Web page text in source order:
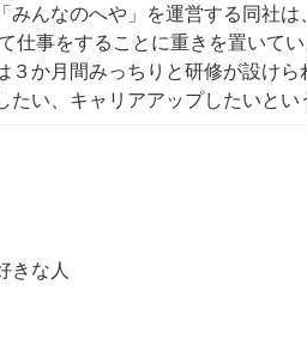
んなのへや」を運営する同社
仕事をすることに重きを置いて
か月間みっちりと研修が設けら
い、キャリアアップしたいとい
きな人